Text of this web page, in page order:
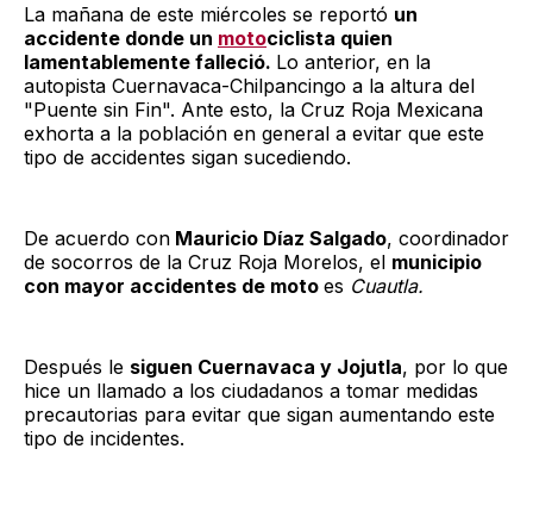
La mañana de este miércoles se reportó un
accidente donde un motociclista quien
lamentablemente falleció. Lo anterior, en la
autopista Cuernavaca-Chilpancingo a la altura del
"Puente sin Fin". Ante esto, la Cruz Roja Mexicana
exhorta a la población en general a evitar que este
tipo de accidentes sigan sucediendo.
De acuerdo con Mauricio Díaz Salgado, coordinador
de socorros de la Cruz Roja Morelos, el municipio
con mayor accidentes de moto es Cuautla.
Después le siguen Cuernavaca y Jojutla, por lo que
hice un llamado a los ciudadanos a tomar medidas
precautorias para evitar que sigan aumentando este
tipo de incidentes.